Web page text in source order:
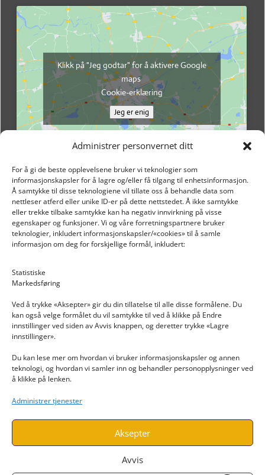
Administrer personvernet ditt
For å gi de beste opplevelsene bruker vi teknologier som
informasjonskapsler for å lagre og/eller få tilgang til enhetsinformasjon.
Å samtykke til disse teknologiene vil tillate oss å behandle data som
nettleser atferd eller unike ID-er på dette nettstedet. Å ikke samtykke
eller trekke tilbake samtykke kan ha negativ innvirkning på visse
egenskaper og funksjoner. Vi og våre forretningspartnere bruker
teknologier, inkludert informasjonskapsler/«cookies» til å samle
informasjon om deg for forskjellige formål, inkludert:
Statistiske
Markedsføring
Ved å trykke «Aksepter» gir du din tillatelse til alle disse formålene. Du
kan også velge formålet du vil samtykke til ved å klikke på Endre
innstillinger ved siden av Avvis knappen, og deretter trykke «Lagre
innstillinger».
Du kan lese mer om hvordan vi bruker informasjonskapsler og annen
teknologi, og hvordan vi samler inn og behandler personopplysninger ved
å klikke på lenken.
Administrer tjenester
Aksepter
Avvis
Klikk på "Jeg godtar" for å aktivere Google
maps
Cookie-erklæring
Jeg er enig
INFORMASJON
Personvern